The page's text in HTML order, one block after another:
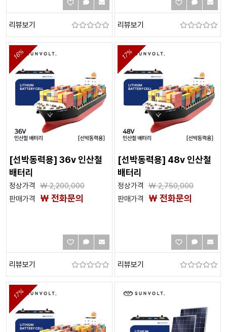
리뷰보기 리뷰보기
16%
[선박동력용] 36v 인산철
배터리
정상가격 ₩2,200,000
판매가격
₩ 전화문의
리뷰보기
17%
[선박동력용] 48v 인산철
배터리
정상가격 ₩2,750,000
판매가격
₩ 전화문의
리뷰보기
17%